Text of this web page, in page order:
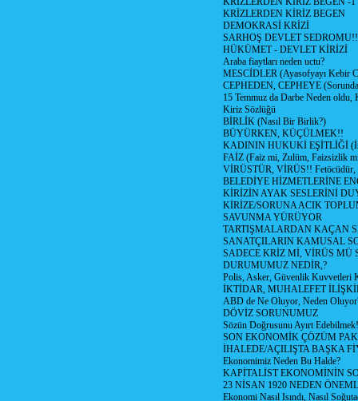
KRİZLERDEN KİRİZ BEGEN
DEMOKRASİ KRİZİ
SARHOŞ DEVLET SEDROMU!!
HÜKÜMET - DEVLET KİRİZİ
Araba fiaytları neden uctu?
MESCİDLER (Ayasofyayı Kebir
CEPHEDEN, CEPHEYE
15 Temmuz da Darbe Neden oldu,
Kiriz Sözlüğü
BİRLİK (Nasıl Bir Birlik?)
BÜYÜRKEN, KÜÇÜLMEK!!
KADININ HUKUKİ EŞİTLİĞİ
FAİZ (Faiz mi, Zulüm, Faizsizlik
VİRÜSTÜR, VİRÜS!! Fetöcüdür,
BELEDİYE HİZMETLERİNE
KİRİZİN AYAK SESLERİNİ
KİRİZE/SORUNA ACIK
SAVUNMA YÜRÜYOR
TARTIŞMALARDAN KAÇAN
SANATÇILARIN KAMUSAL
SADECE KRİZ Mİ, VİRÜS MÜ
DURUMUMUZ NEDİR,?
Polis, Asker, Güvenlik Kuvvetleri
İKTİDAR, MUHALEFET
ABD de Ne Oluyor, Neden
DÖVİZ SORUNUMUZ
Sözün Doğrusunu Ayırt Edebilmek!
SON EKONOMİK ÇÖZÜM
İHALEDE/AÇILIŞTA BAŞKA
Ekonomimiz Neden Bu Halde?
KAPİTALİST EKONOMİNİN
23 NİSAN 1920 NEDEN
Ekonomi Nasıl Isındı, Nasıl